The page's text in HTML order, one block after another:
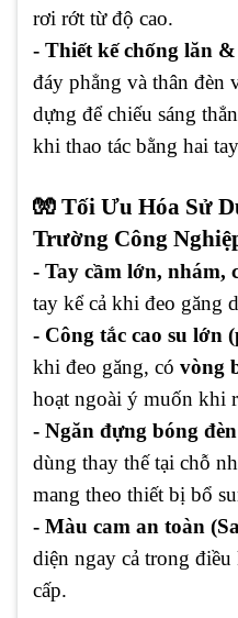
rơi rớt từ độ cao.
- Thiết kế chống lăn
đáy phẳng và thân đèn
dựng để chiếu sáng
khi thao tác bằng hai
🧤 Tối Ưu Hóa Sử
Trường Công
- Tay cầm lớn, nhám,
tay kể cả khi đeo găng
- Công tắc cao su lớn
khi đeo găng, có vòng
hoạt ngoài ý muốn khi
- Ngăn đựng bóng
dùng thay thế tại chỗ
mang theo thiết bị bổ
- Màu cam an toàn
diện ngay cả trong
cấp.